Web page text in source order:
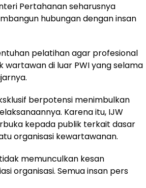
Pertahanan seharusnya
hubungan dengan insan
pelatihan agar profesional
di luar PWI yang selama
berpotensi menimbulkan
Karena itu, IJW
kepada publik terkait dasar
organisasi kewartawanan.
memunculkan kesan
organisasi. Semua insan pers